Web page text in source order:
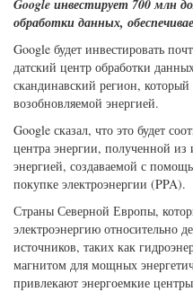
Google инвестирует 700 млн
обработки данных,
Google будет инвестировать
датский центр обработки
скандинавский регион, который
возобновляемой энергией.
Google сказал, что это будет
центра энергии, полученной из
энергией, создаваемой с
покупке электроэнергии (PPA).
Страны Северной Европы,
электроэнергию относительно
источников, таких как
магнитом для мощных
привлекают энергоемкие